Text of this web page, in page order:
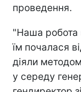
проведення.
"Наша робота
їм почалася
діяли
у середу